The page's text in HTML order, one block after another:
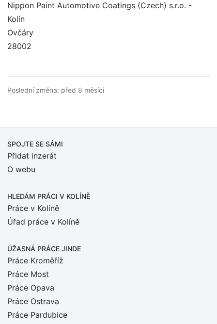
Nippon Paint Automotive Coatings (Czech) s.r.o. -
Kolín
Ovčáry
28002
Poslední změna: před 8 měsíci
SPOJTE SE SÁMI
Přidat inzerát
O webu
HLEDÁM PRÁCI V KOLÍNĚ
Práce v Kolíně
Úřad práce v Kolíně
ÚŽASNÁ PRÁCE JINDE
Práce Kroměříž
Práce Most
Práce Opava
Práce Ostrava
Práce Pardubice